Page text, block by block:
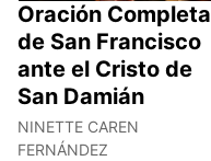
Oración Completa
de San Francisco
ante el Cristo de
San Damián
NINETTE CAREN
FERNÁNDEZ